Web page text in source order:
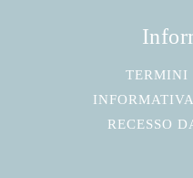
TERMINI
RECESSO